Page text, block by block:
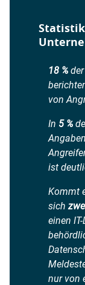
18 %
von
In 5 %
ist
Kommt
sich
einen
nur von